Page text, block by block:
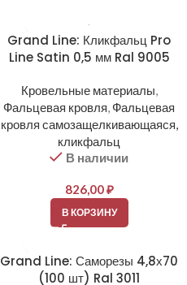
Grand Line: Кликфальц Pro
Line Satin 0,5 мм Ral 9005
Кровельные материалы,
Фальцевая кровля, Фальцевая
кровля самозащелкивающаяся,
кликфальц
В наличии
826,00₽
В КОРЗИНУ
Grand Line: Саморезы 4,8х70
(100 шт) Ral 3011